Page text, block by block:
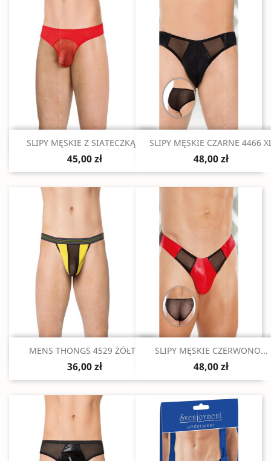
Szybki podgląd
SLIPY MĘSKIE Z SIATECZKĄ...
45,00 zł
Szybki podgląd
SLIPY MĘSKIE CZARNE 4466
48,00 zł
Szybki podgląd
MENS THONGS 4529 ŻÓŁTE
36,00 zł
Szybki podgląd
SLIPY MĘSKIE CZERWONO...
48,00 zł